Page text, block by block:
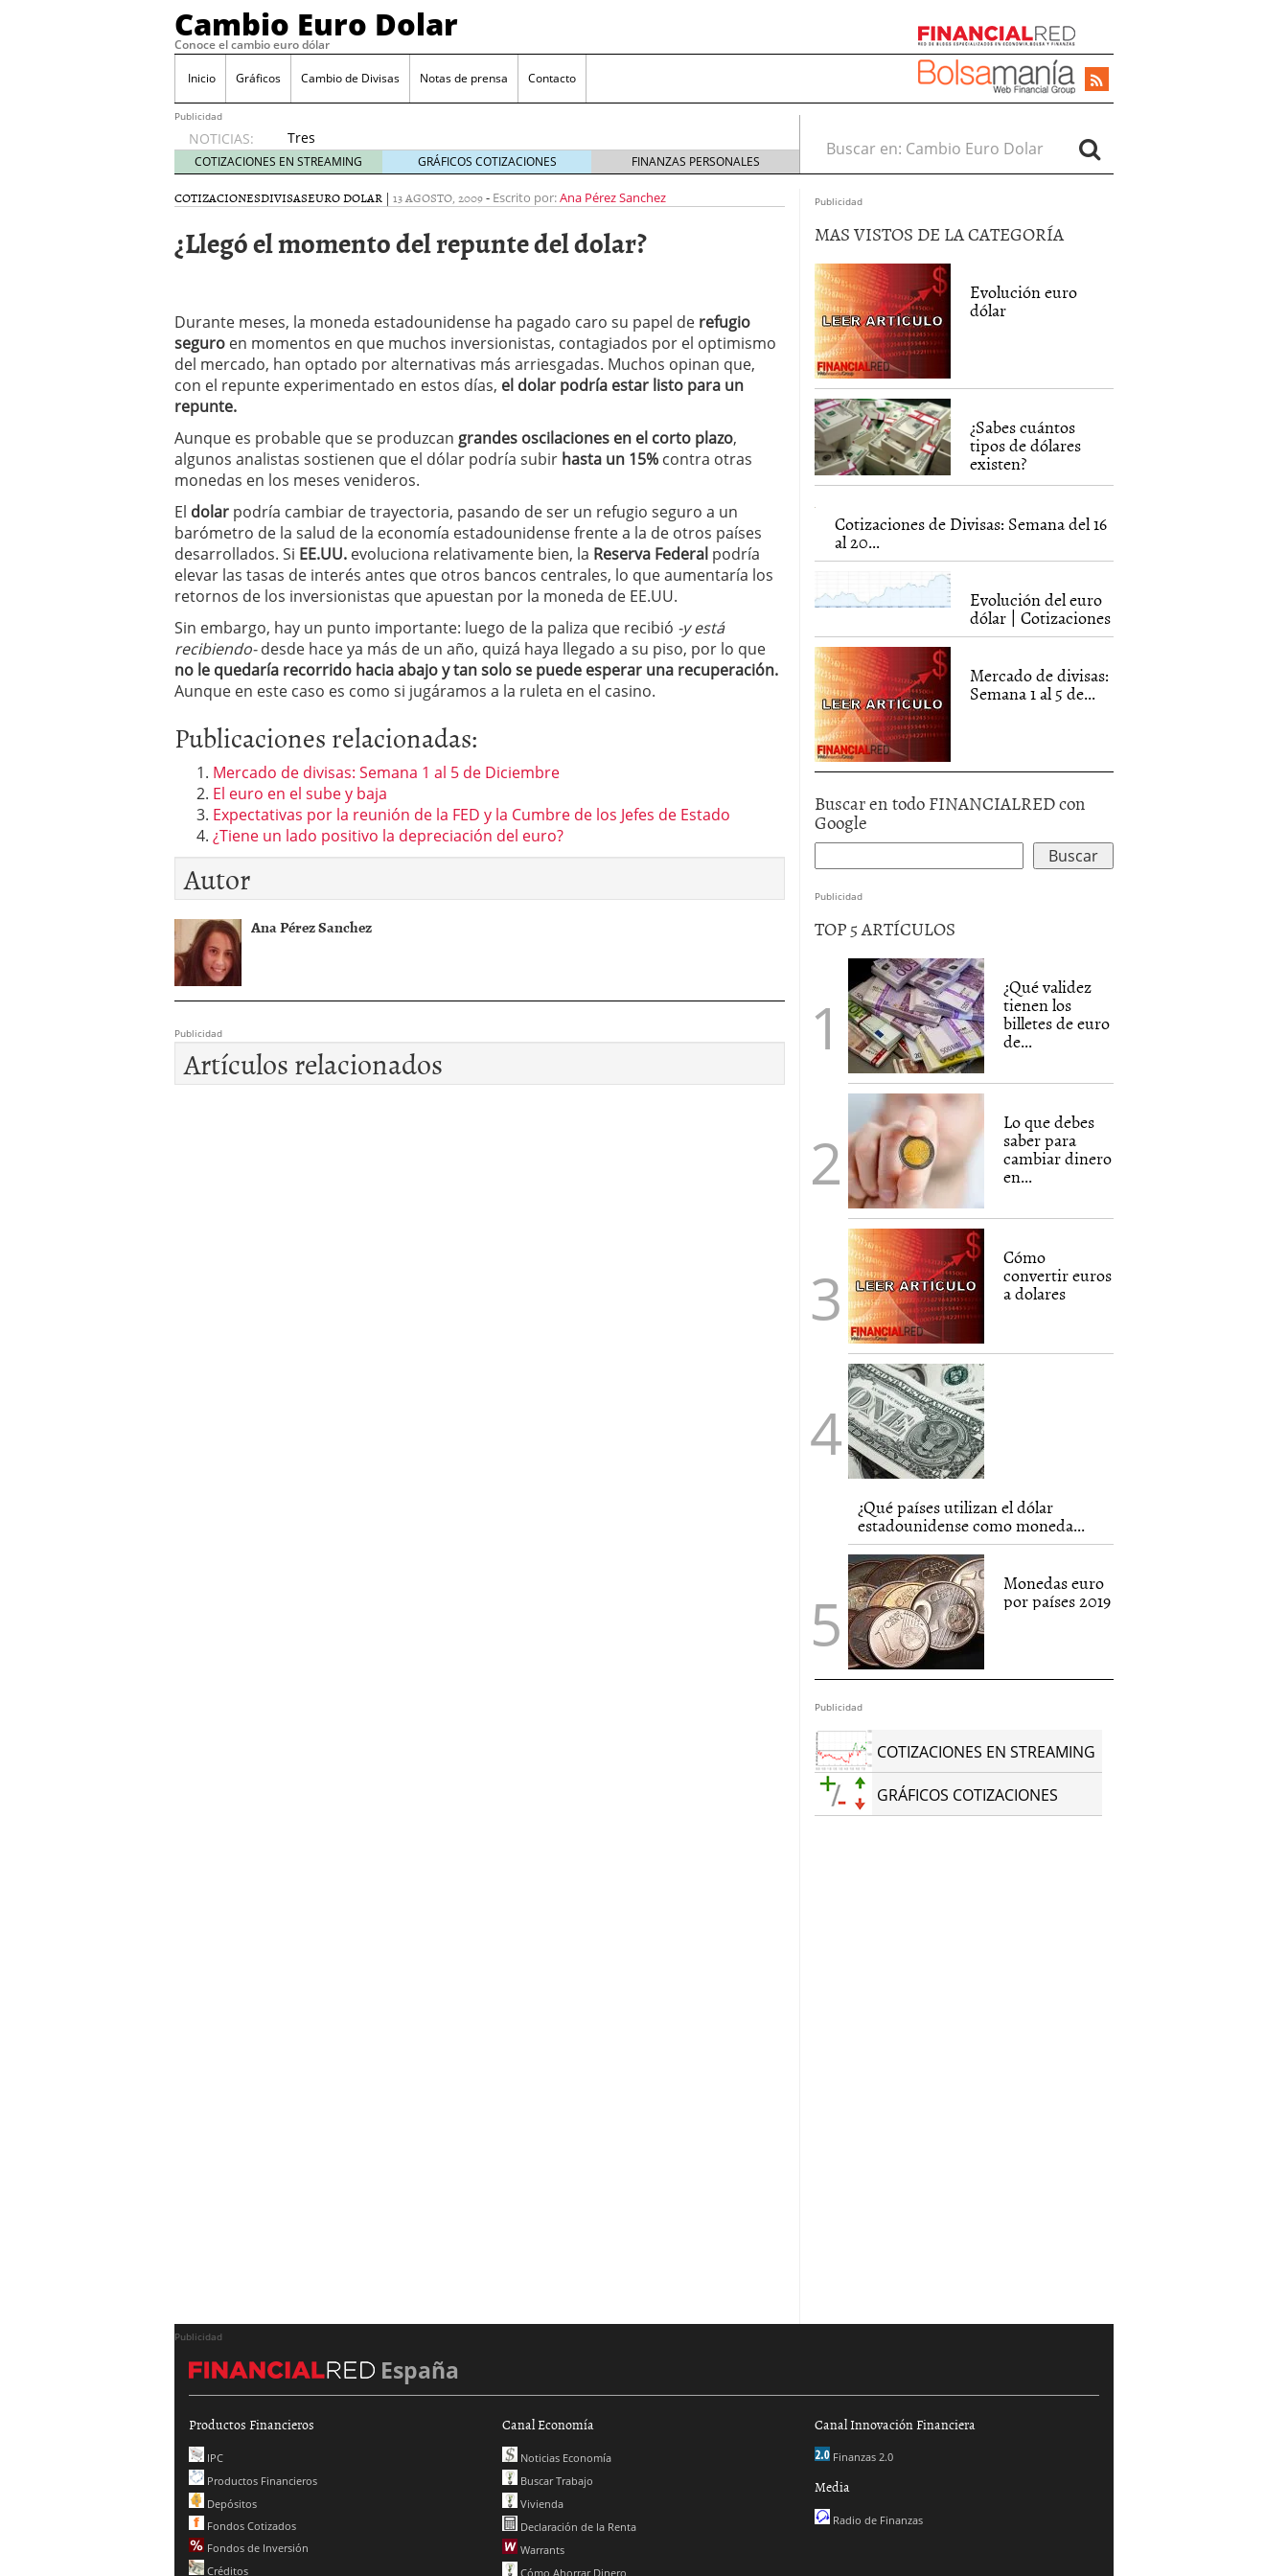
Cambio Euro Dolar
Conoce el cambio euro dólar
Inicio Gráficos Cambio de Divisas Notas de prensa Contacto
Publicidad
NOTICIAS:
Tres
escenarios
posibles
para el
las
26/01/2026
Informe de mercado: el euro se mantiene cerca de 1,174 USD tras rebote
del dólar 21/01/2026
Qué está moviendo hoy el cambio euro-dólar 17/01/2026
El dólar vive su mayor caída anual desde 2017 mientras analistas esperan
más debilidad en 2026 05/01/2026
COTIZACIONES EN STREAMING GRÁFICOS COTIZACIONES FINANZAS PERSONALES
Buscar en:
COTIZACIONESDIVISASEURO DOLAR | 13 AGOSTO, 2009- Escrito por:Ana Pérez Sanchez
¿Llegó el momento del repunte del dolar?
Durante meses, la moneda estadounidense ha pagado caro su papel de refugio
seguro en momentos en que muchos inversionistas, contagiados por el optimismo
del mercado, han optado por alternativas más arriesgadas. Muchos opinan que,
con el repunte experimentado en estos días, el dolar podría estar listo para un
repunte.
Aunque es probable que se produzcan grandes oscilaciones en el corto plazo,
algunos analistas sostienen que el dólar podría subir hasta un 15% contra otras
monedas en los meses venideros.
El dolar podría cambiar de trayectoria, pasando de ser un refugio seguro a un
barómetro de la salud de la economía estadounidense frente a la de otros países
desarrollados. Si EE.UU. evoluciona relativamente bien, la Reserva Federal podría
elevar las tasas de interés antes que otros bancos centrales, lo que aumentaría los
retornos de los inversionistas que apuestan por la moneda de EE.UU.
Sin embargo, hay un punto importante: luego de la paliza que recibió -y está
recibiendo-desde hace ya más de un año, quizá haya llegado a su piso, por lo que
no le quedaría recorrido hacia abajo y tan solo se puede esperar una recuperación.
Aunque en este caso es como si jugáramos a la ruleta en el casino.
Publicaciones relacionadas:
Mercado de divisas: Semana 1 al 5 de Diciembre
El euro en el sube y baja
Expectativas por la reunión de la FED y la Cumbre de los Jefes de Estado
¿Tiene un lado positivo la depreciación del euro?
Autor
Ana Pérez Sanchez
Publicidad
Artículos relacionados
Publicidad
MAS VISTOS DE LA CATEGORÍA
Evolución euro
dólar
¿Sabes cuántos
tipos de dólares
existen?
Cotizaciones de Divisas: Semana del 16
al 20...
Evolución del euro
dólar | Cotizaciones
Mercado de divisas:
Semana 1 al 5 de...
Buscar en todo FINANCIALRED con
Google
Publicidad
TOP 5 ARTÍCULOS
¿Qué validez
tienen los
billetes de euro
de...
Lo que debes
saber para
cambiar dinero
en...
Cómo
convertir euros
a dolares
¿Qué países utilizan el dólar
estadounidense como moneda...
Monedas euro
por países 2019
Publicidad
COTIZACIONES EN STREAMING
GRÁFICOS COTIZACIONES
Publicidad
España
Productos Financieros
IPC
Productos Financieros
Depósitos
Fondos Cotizados
Fondos de Inversión
Créditos
Canal Economía
Noticias Economía
Buscar Trabajo
Vivienda
Declaración de la Renta
Warrants
Cómo Ahorrar Dinero
Canal Innovación Financiera
Finanzas 2.0
Media
Radio de Finanzas